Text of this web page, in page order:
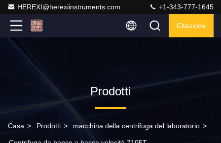
HEREXI@herexiinstruments.com +1-343-777-1645
Citazione
Prodotti
Casa > Prodotti > macchina della centrifuga del laboratorio >